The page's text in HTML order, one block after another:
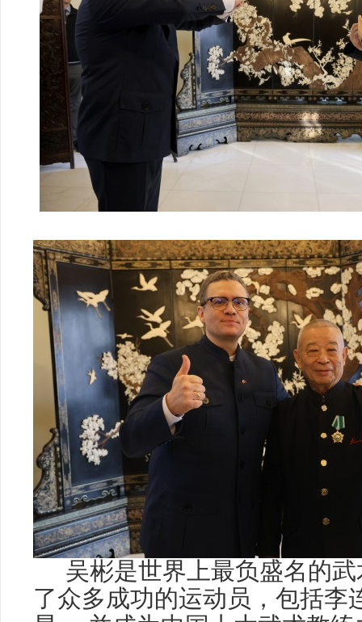
吴彬是世界上最负盛名的武
了众多成功的运动员，包括李